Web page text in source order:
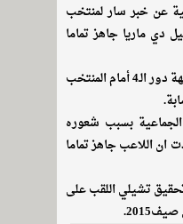
عن خبر سار لمنتخب
دي ماريا جاهز تماما
وغاب انخيل دي ماريا عن مواجهة دور الـ4 أمام المنتخب
الجماعية بسبب شعوره
ان اللاعب جاهز تماما
تشيلي اللقب على